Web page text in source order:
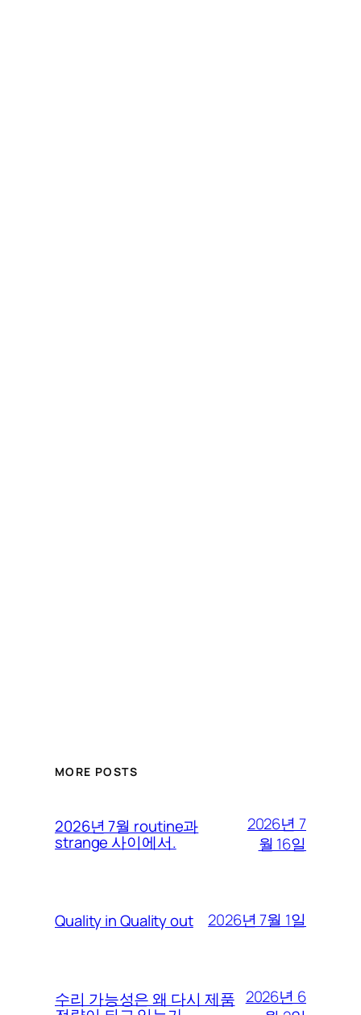
MORE POSTS
2026년 7월 routine과
strange 사이에서.
2026년 7
월 16일
Quality in Quality out 2026년 7월 1일
수리 가능성은 왜 다시 제품 2026년 6